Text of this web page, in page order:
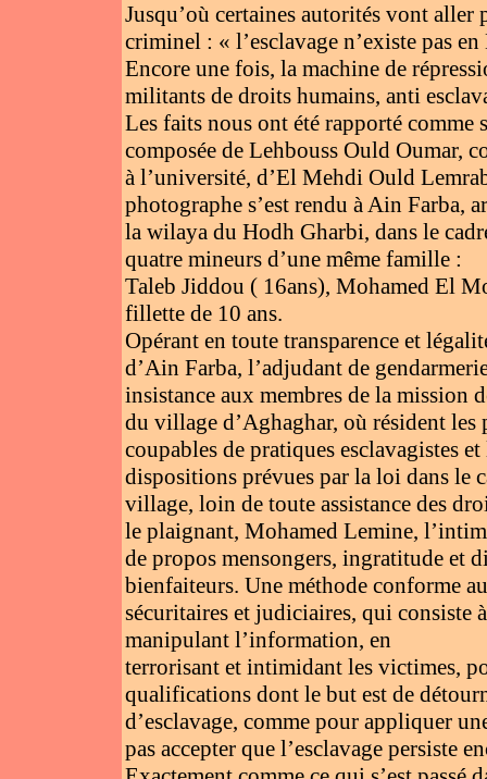
Jusqu’où certaines autorités vont aller
criminel : « l’esclavage n’existe pas
Encore une fois, la machine de
militants de droits humains, anti
Les faits nous ont été rapporté
composée de Lehbouss Ould Oumar,
à l’université, d’El Mehdi Ould
photographe s’est rendu à Ain Farba,
la wilaya du Hodh Gharbi, dans le
quatre mineurs d’une même famille :
Taleb Jiddou ( 16ans), Mohamed El
fillette de 10 ans.
Opérant en toute transparence et
d’Ain Farba, l’adjudant de
insistance aux membres de la mission
du village d’Aghaghar, où résident les
coupables de pratiques esclavagistes
dispositions prévues par la loi dans le
village, loin de toute assistance des
le plaignant, Mohamed Lemine,
de propos mensongers, ingratitude et
bienfaiteurs. Une méthode conforme
sécuritaires et judiciaires, qui consiste
manipulant l’information, en
terrorisant et intimidant les victimes,
qualifications dont le but est de
d’esclavage, comme pour appliquer
pas accepter que l’esclavage persiste